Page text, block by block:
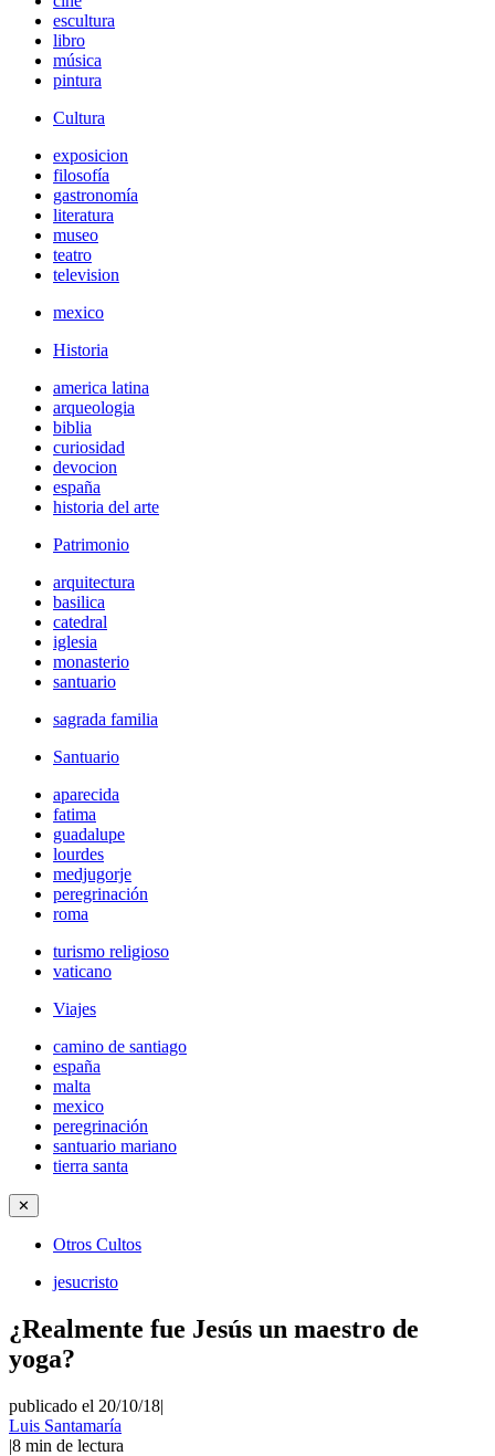
escultura
libro
música
pintura
Cultura
exposicion
filosofía
gastronomía
literatura
museo
teatro
television
mexico
Historia
america latina
arqueologia
biblia
curiosidad
devocion
españa
historia del arte
Patrimonio
arquitectura
basilica
catedral
iglesia
monasterio
santuario
sagrada familia
Santuario
aparecida
fatima
guadalupe
lourdes
medjugorje
peregrinación
roma
turismo religioso
vaticano
Viajes
camino de santiago
españa
malta
mexico
peregrinación
santuario mariano
tierra santa
✕
Otros Cultos
jesucristo
¿Realmente fue Jesús un maestro de
yoga?
publicado el 20/10/18|
Luis Santamaría
|8 min de lectura